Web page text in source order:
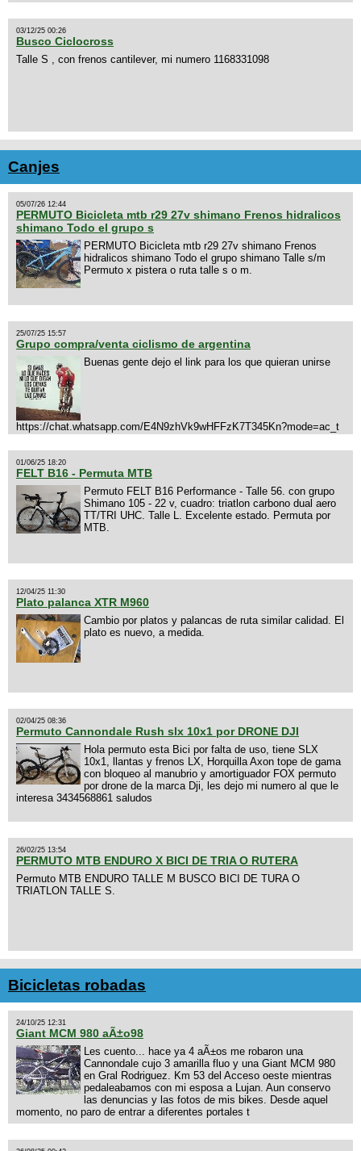
03/12/25 00:26
Busco Ciclocross
Talle S , con frenos cantilever, mi numero 1168331098
Canjes
05/07/26 12:44
PERMUTO Bicicleta mtb r29 27v shimano Frenos hidralicos
shimano Todo el grupo s
PERMUTO Bicicleta mtb r29 27v shimano Frenos
hidralicos shimano Todo el grupo shimano Talle s/m
Permuto x pistera o ruta talle s o m.
25/07/25 15:57
Grupo compra/venta ciclismo de argentina
Buenas gente dejo el link para los que quieran unirse
https://chat.whatsapp.com/E4N9zhVk9wHFFzK7T345Kn?mode=ac_t
01/06/25 18:20
FELT B16 - Permuta MTB
Permuto FELT B16 Performance - Talle 56. con grupo
Shimano 105 - 22 v, cuadro: triatlon carbono dual aero
TT/TRI UHC. Talle L. Excelente estado. Permuta por
MTB.
12/04/25 11:30
Plato palanca XTR M960
Cambio por platos y palancas de ruta similar calidad. El
plato es nuevo, a medida.
02/04/25 08:36
Permuto Cannondale Rush slx 10x1 por DRONE DJI
Hola permuto esta Bici por falta de uso, tiene SLX
10x1, llantas y frenos LX, Horquilla Axon tope de gama
con bloqueo al manubrio y amortiguador FOX permuto
por drone de la marca Dji, les dejo mi numero al que le
interesa 3434568861 saludos
26/02/25 13:54
PERMUTO MTB ENDURO X BICI DE TRIA O RUTERA
Permuto MTB ENDURO TALLE M BUSCO BICI DE TURA O
TRIATLON TALLE S.
Bicicletas robadas
24/10/25 12:31
Giant MCM 980 aÃ±o98
Les cuento... hace ya 4 aÃ±os me robaron una
Cannondale cujo 3 amarilla fluo y una Giant MCM 980
en Gral Rodriguez. Km 53 del Acceso oeste mientras
pedaleabamos con mi esposa a Lujan. Aun conservo
las denuncias y las fotos de mis bikes. Desde aquel
momento, no paro de entrar a diferentes portales t